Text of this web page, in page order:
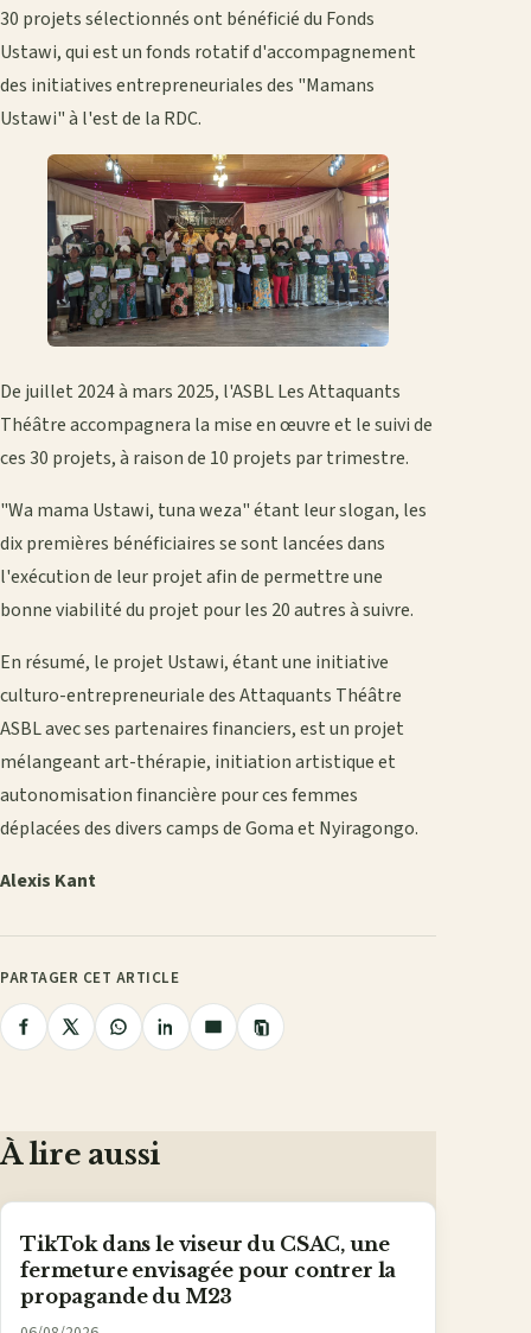
30 projets sélectionnés ont bénéficié du Fonds
Ustawi, qui est un fonds rotatif d'accompagnement
des initiatives entrepreneuriales des "Mamans
Ustawi" à l'est de la RDC.
De juillet 2024 à mars 2025, l'ASBL Les Attaquants
Théâtre accompagnera la mise en œuvre et le suivi de
ces 30 projets, à raison de 10 projets par trimestre.
"Wa mama Ustawi, tuna weza" étant leur slogan, les
dix premières bénéficiaires se sont lancées dans
l'exécution de leur projet afin de permettre une
bonne viabilité du projet pour les 20 autres à suivre.
En résumé, le projet Ustawi, étant une initiative
culturo-entrepreneuriale des Attaquants Théâtre
ASBL avec ses partenaires financiers, est un projet
mélangeant art-thérapie, initiation artistique et
autonomisation financière pour ces femmes
déplacées des divers camps de Goma et Nyiragongo.
Alexis Kant
PARTAGER CET ARTICLE
PartagerPartagerPartagerPartagerPartager
Copier
le
À lire aussi
TikTok dans le viseur du CSAC, une
fermeture envisagée pour contrer la
propagande du M23